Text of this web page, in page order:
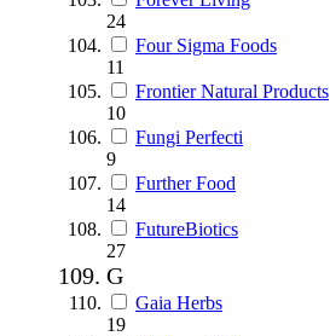
24
Four Sigma Foods
11
Frontier Natural Products
10
Fungi Perfecti
9
Further Food
14
FutureBiotics
27
G
Gaia Herbs
19